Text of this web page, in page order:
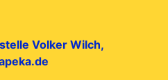
Volker Wilch,